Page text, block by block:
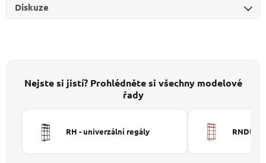
Diskuze
Nejste si jistí? Prohlédněte si všechny modelové
řady
RH - univerzální regály RNDU-